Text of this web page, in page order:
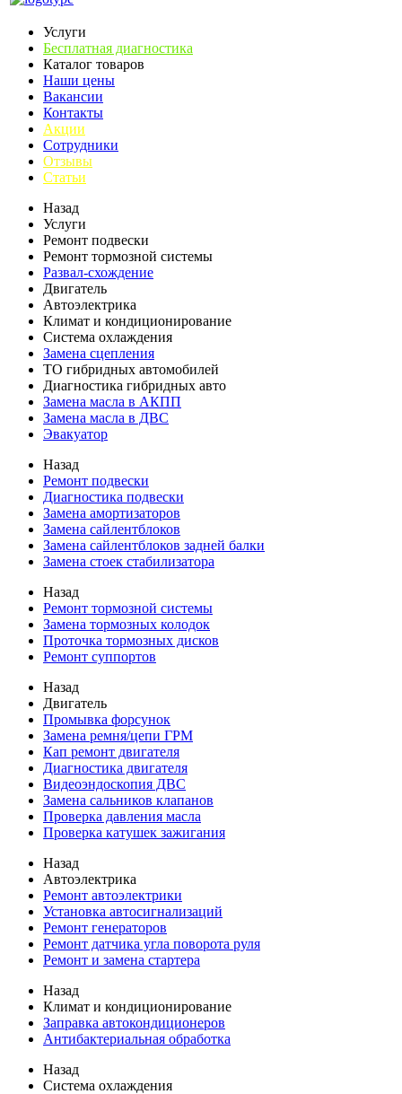
Услуги
Бесплатная диагностика
Каталог товаров
Наши цены
Вакансии
Контакты
Акции
Сотрудники
Отзывы
Статьи
Назад
Услуги
Ремонт подвески
Ремонт тормозной системы
Развал-схождение
Двигатель
Автоэлектрика
Климат и кондиционирование
Система охлаждения
Замена сцепления
ТО гибридных автомобилей
Диагностика гибридных авто
Замена масла в АКПП
Замена масла в ДВС
Эвакуатор
Назад
Ремонт подвески
Диагностика подвески
Замена амортизаторов
Замена сайлентблоков
Замена сайлентблоков задней балки
Замена стоек стабилизатора
Назад
Ремонт тормозной системы
Замена тормозных колодок
Проточка тормозных дисков
Ремонт суппортов
Назад
Двигатель
Промывка форсунок
Замена ремня/цепи ГРМ
Кап ремонт двигателя
Диагностика двигателя
Видеоэндоскопия ДВС
Замена сальников клапанов
Проверка давления масла
Проверка катушек зажигания
Назад
Автоэлектрика
Ремонт автоэлектрики
Установка автосигнализаций
Ремонт генераторов
Ремонт датчика угла поворота руля
Ремонт и замена стартера
Назад
Климат и кондиционирование
Заправка автокондиционеров
Антибактериальная обработка
Назад
Система охлаждения